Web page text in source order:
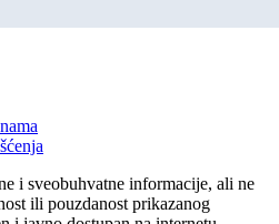
i sveobuhvatne informacije, ali ne
ili pouzdanost prikazanog